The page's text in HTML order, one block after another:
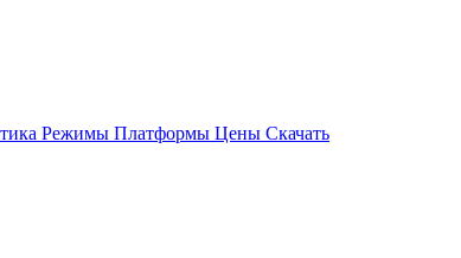
Режимы Платформы Цены Скачать